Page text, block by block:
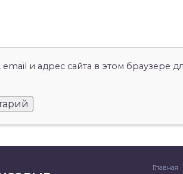
и адрес сайта в этом браузере
Главная